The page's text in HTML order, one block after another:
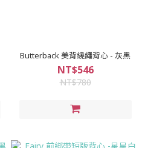
Butterback 美背繞繩背心 - 灰黑
NT$546
NT$780